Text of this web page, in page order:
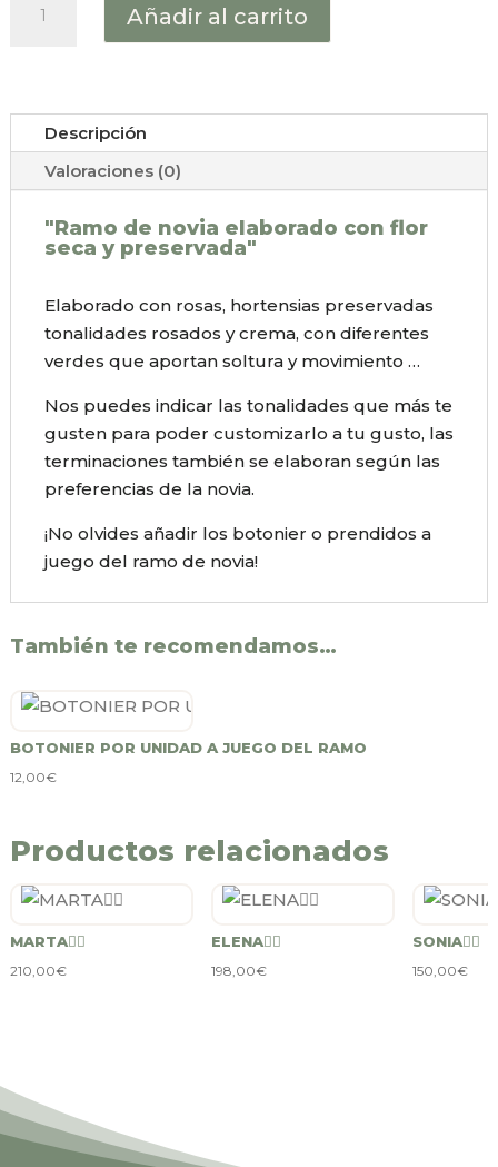
Añadir al carrito
Descripción
Valoraciones (0)
"Ramo de novia elaborado con flor
seca y preservada"
Elaborado con rosas, hortensias preservadas
tonalidades rosados y crema, con diferentes
verdes que aportan soltura y movimiento …
Nos puedes indicar las tonalidades que más te
gusten para poder customizarlo a tu gusto, las
terminaciones también se elaboran según las
preferencias de la novia.
¡No olvides añadir los botonier o prendidos a
juego del ramo de novia!
También te recomendamos…
BOTONIER POR UNIDAD A JUEGO DEL RAMO
12,00€
Productos relacionados
MARTA👰‍♀️
210,00€
ELENA👰‍♀️
198,00€
SONIA👰‍♀️
150,00€